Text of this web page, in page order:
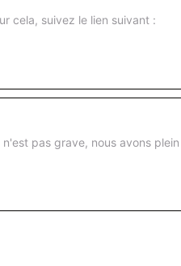
cela, suivez le lien suivant :
n'est pas grave, nous avons